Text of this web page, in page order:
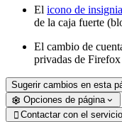
El icono de insignia
de la caja fuerte
El cambio de
privadas de
Sugerir cambios en esta
Opciones de página
 Contactar con el